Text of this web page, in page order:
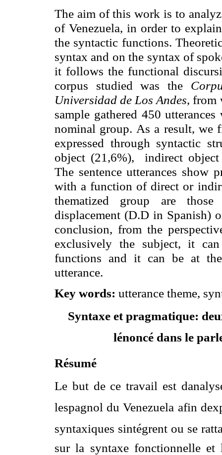
The aim of this work is to
of Venezuela, in order to
the syntactic functions.
syntax and on the syntax of
it follows the functional
corpus studied was the
Universidad de Los Andes, from
sample gathered 450
nominal group. As a result, we
expressed through syntactic
object (21,6%), indirect
The sentence utterances show
with a function of direct or
thematized group are
displacement (D.D in Spanish)
conclusion, from the
exclusively the subject, it
functions and it can be at
utterance.
Key words: utterance theme,
Syntaxe et pragmatique:
lénoncé dans le
Résumé
Le but de ce travail est
lespagnol du Venezuela afin
syntaxiques sintégrent ou se
sur la syntaxe fonctionnelle